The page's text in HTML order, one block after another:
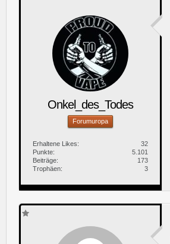
Onkel_des_Todes
Forumuropa
Erhaltene Likes
32
Punkte
5.101
Beiträge
173
Trophäen
3